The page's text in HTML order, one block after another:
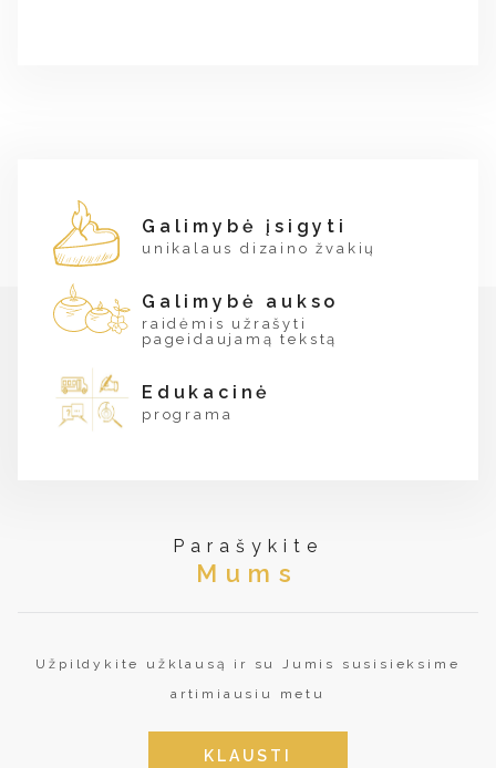
Galimybė įsigyti
unikalaus dizaino žvakių
Galimybė aukso
raidėmis užrašyti
pageidaujamą tekstą
Edukacinė
programa
Parašykite
Mums
Užpildykite užklausą ir su Jumis susisieksime
artimiausiu metu
KLAUSTI